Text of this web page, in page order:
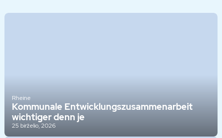
Rheine
Kommunale Entwicklungszusammenarbeit
wichtiger denn je
25 birželio, 2026